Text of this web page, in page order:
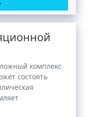
комплекс
состоять